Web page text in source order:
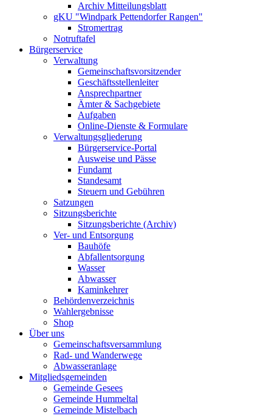
Archiv Mitteilungsblatt
gKU "Windpark Pettendorfer Rangen"
Stromertrag
Notruftafel
Bürgerservice
Verwaltung
Gemeinschaftsvorsitzender
Geschäftsstellenleiter
Ansprechpartner
Ämter & Sachgebiete
Aufgaben
Online-Dienste & Formulare
Verwaltungsgliederung
Bürgerservice-Portal
Ausweise und Pässe
Fundamt
Standesamt
Steuern und Gebühren
Satzungen
Sitzungsberichte
Sitzungsberichte (Archiv)
Ver- und Entsorgung
Bauhöfe
Abfallentsorgung
Wasser
Abwasser
Kaminkehrer
Behördenverzeichnis
Wahlergebnisse
Shop
Über uns
Gemeinschaftsversammlung
Rad- und Wanderwege
Abwasseranlage
Mitgliedsgemeinden
Gemeinde Gesees
Gemeinde Hummeltal
Gemeinde Mistelbach